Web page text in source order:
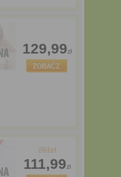
129,99zł
261zł
111,99zł